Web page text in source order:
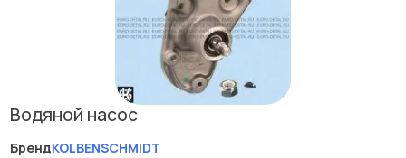
Водяной насос
БрендKOLBENSCHMIDT